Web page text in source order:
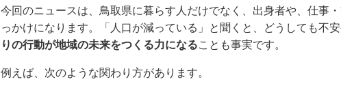
今回のニュースは、鳥取県に暮らす人だけでなく、出身者や、仕事
っかけになります。「人口が減っている」と聞くと、どうしても不
りの行動が地域の未来をつくる力になることも事実です。
例えば、次のような関わり方があります。